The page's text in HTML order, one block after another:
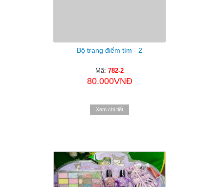
Bộ trang điểm tím - 2
Mã: 782-2
80.000VNĐ
Xem chi tiết